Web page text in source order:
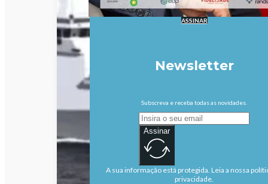
ASSINAR
Newsletter
Subscreva e receba todas as novidades.
Assinar
A sua informação está protegida. Leia a nossa
privacidade.